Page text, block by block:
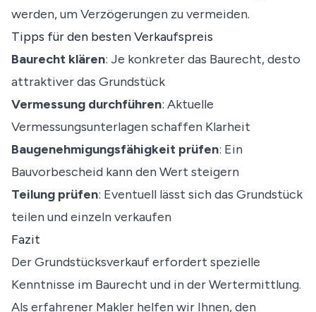
werden, um Verzögerungen zu vermeiden.
Tipps für den besten Verkaufspreis
Baurecht klären: Je konkreter das Baurecht, desto
attraktiver das Grundstück
Vermessung durchführen: Aktuelle
Vermessungsunterlagen schaffen Klarheit
Baugenehmigungsfähigkeit prüfen: Ein
Bauvorbescheid kann den Wert steigern
Teilung prüfen: Eventuell lässt sich das Grundstück
teilen und einzeln verkaufen
Fazit
Der Grundstücksverkauf erfordert spezielle
Kenntnisse im Baurecht und in der Wertermittlung.
Als erfahrener Makler helfen wir Ihnen, den